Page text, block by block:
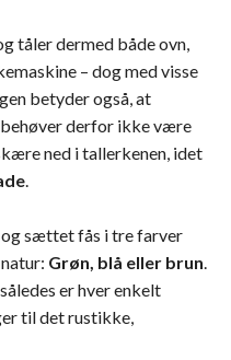
tåler dermed både ovn,
– dog med visse
betyder også, at
behøver derfor ikke være
ned i tallerkenen, idet
og sættet fås i tre farver
Grøn, blå eller brun
er hver enkelt
til det rustikke,